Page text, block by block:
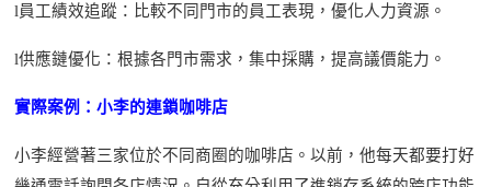
l員工績效追蹤：比較不同 門市的員工表現，優化人力資源。
l供應鏈優化：根據各門市需求，集中採購，提高議價能力。
實際案例：小李的連鎖咖啡店
小李經營著三家位於不同商圈的咖啡店。以前，他每天都要打好